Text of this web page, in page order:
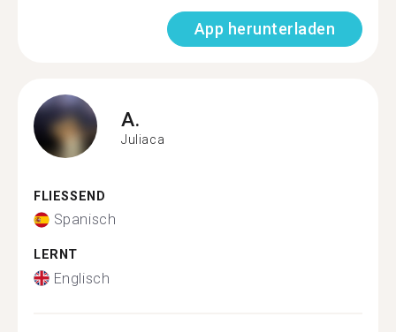
App herunterladen
A.
Juliaca
FLIESSEND
Spanisch
LERNT
Englisch